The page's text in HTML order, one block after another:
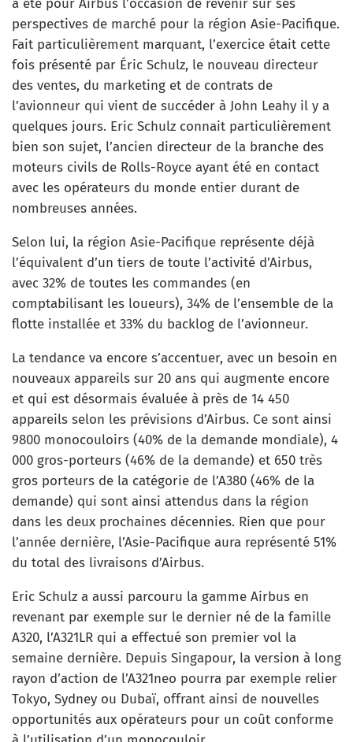
a été pour Airbus l’occasion de revenir sur ses
perspectives de marché pour la région Asie-Pacifique.
Fait particulièrement marquant, l’exercice était cette
fois présenté par Éric Schulz, le nouveau directeur
des ventes, du marketing et de contrats de
l’avionneur qui vient de succéder à John Leahy il y a
quelques jours. Eric Schulz connait particulièrement
bien son sujet, l’ancien directeur de la branche des
moteurs civils de Rolls-Royce ayant été en contact
avec les opérateurs du monde entier durant de
nombreuses années.
Selon lui, la région Asie-Pacifique représente déjà
l’équivalent d’un tiers de toute l’activité d’Airbus,
avec 32% de toutes les commandes (en
comptabilisant les loueurs), 34% de l’ensemble de la
flotte installée et 33% du backlog de l’avionneur.
La tendance va encore s’accentuer, avec un besoin en
nouveaux appareils sur 20 ans qui augmente encore
et qui est désormais évaluée à près de 14 450
appareils selon les prévisions d’Airbus. Ce sont ainsi
9800 monocouloirs (40% de la demande mondiale), 4
000 gros-porteurs (46% de la demande) et 650 très
gros porteurs de la catégorie de l’A380 (46% de la
demande) qui sont ainsi attendus dans la région
dans les deux prochaines décennies. Rien que pour
l’année dernière, l’Asie-Pacifique aura représenté 51%
du total des livraisons d’Airbus.
Eric Schulz a aussi parcouru la gamme Airbus en
revenant par exemple sur le dernier né de la famille
A320, l’A321LR qui a effectué son premier vol la
semaine dernière. Depuis Singapour, la version à long
rayon d’action de l’A321neo pourra par exemple relier
Tokyo, Sydney ou Dubaï, offrant ainsi de nouvelles
opportunités aux opérateurs pour un coût conforme